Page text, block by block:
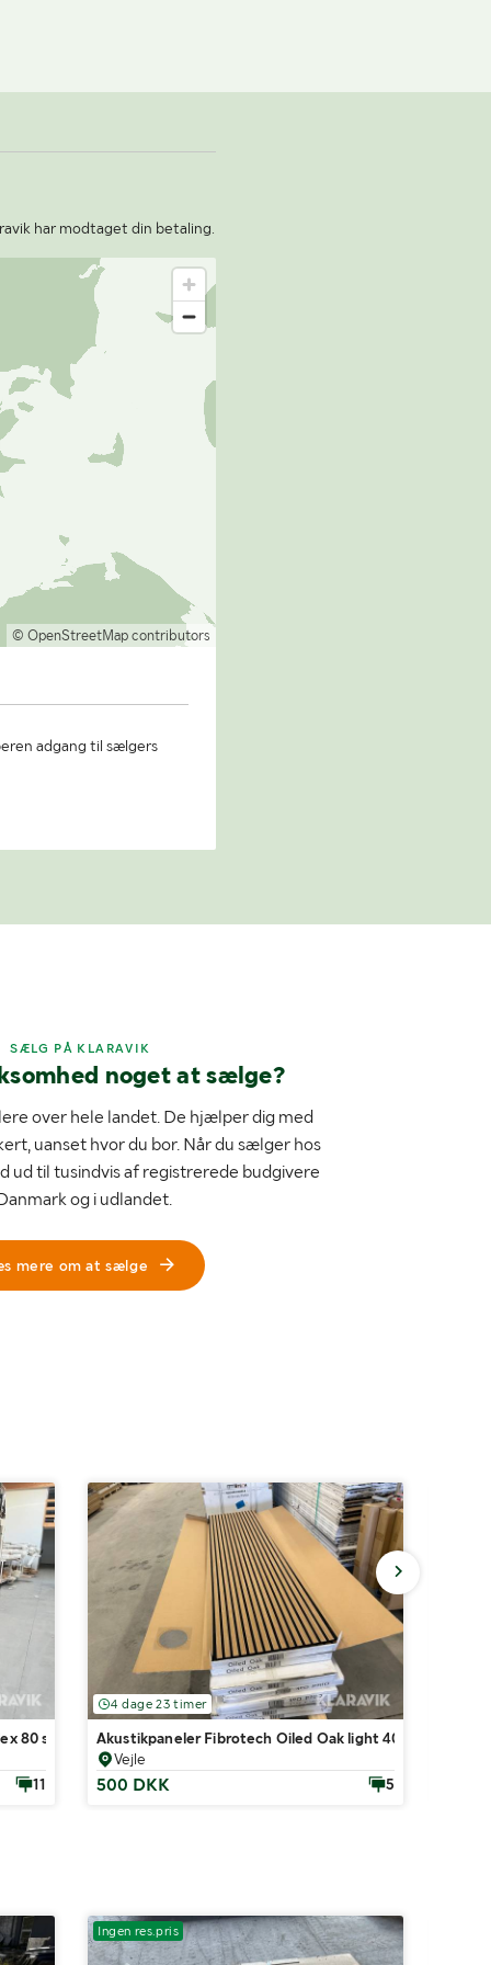
har modtaget din betaling.
© OpenStreetMap contributors
adgang til sælgers
SÆLG PÅ KLARAVIK
noget at sælge?
over hele landet. De hjælper dig med
uanset hvor du bor. Når du sælger hos
ud til tusindvis af registrerede budgivere
og i udlandet.
mere om at sælge
80 styk
11
4 dage 23 timer
Akustikpaneler Fibrotech Oiled Oak light 40 styk
Vejle
500 DKK 5
Ingen res.pris